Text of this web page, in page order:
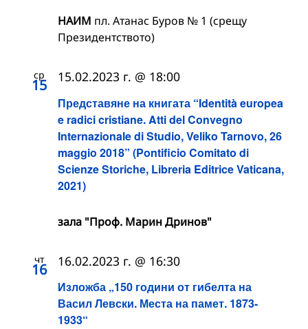
НАИМ пл. Атанас Буров № 1 (срещу
Президентството)
ср
15
Представяне на книгата “Identità europea
e radici cristiane. Atti del Convegno
Internazionale di Studio, Veliko Tarnovo, 26
maggio 2018” (Pontificio Comitato di
Scienze Storiche, Libreria Editrice Vaticana,
2021)
15.02.2023 г. @ 18:00
зала "Проф. Марин Дринов"
чт
16
Изложба „150 години от гибелта на
Васил Левски. Места на памет. 1873-
1933“
16.02.2023 г. @ 16:30